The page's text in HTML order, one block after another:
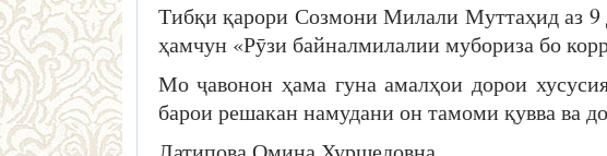
Тибқи қарори Созмони Милали Муттаҳид аз 9
ҳамчун «Рӯзи байналмилалии мубориза бо
Мо ҷавонон ҳама гуна амалҳои дорои
барои решакан намудани он тамоми қувва ва